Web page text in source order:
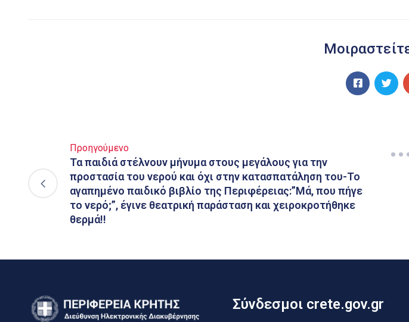
Προηγούμενο
Τα παιδιά στέλνουν μήνυμα στους μεγάλους για την
προστασία του νερού και όχι στην κατασπατάληση του-Το
αγαπημένο παιδικό βιβλίο της Περιφέρειας:”Μά, που πήγε
το νερό;”, έγινε θεατρική παράσταση και χειροκροτήθηκε
θερμά!!
Σύνδεσμοι crete.gov.gr